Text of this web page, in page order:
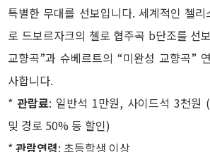
특별한 무대를 선보입니다. 세계적인 첼
로 드보르자크의 첼로 협주곡 b단조를 선
교향곡”과 슈베르트의 “미완성 교향곡”
사합니다.
*관람료: 일반석 1만원, 사이드석 3천원
및 경로 50% 등 할인)
*관람연령: 초등학생 이상